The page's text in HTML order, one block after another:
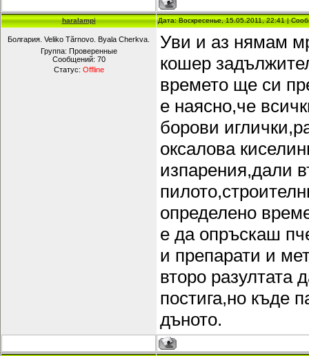
haralampi Дата: Воскресенье, 15.05.2011, 22:41 |
Болгария. Veliko Tărnovo. Byala Cherkva.
Группа: Проверенные
Сообщений: 70
Статус: Offline
Уви и аз нямам
кошер
времето ще си
е наясно,че
борови
оксалова
изпарения,дали
определено
е да опръскаш
и препарати и
второ разултата
постига,но къде
дъното.